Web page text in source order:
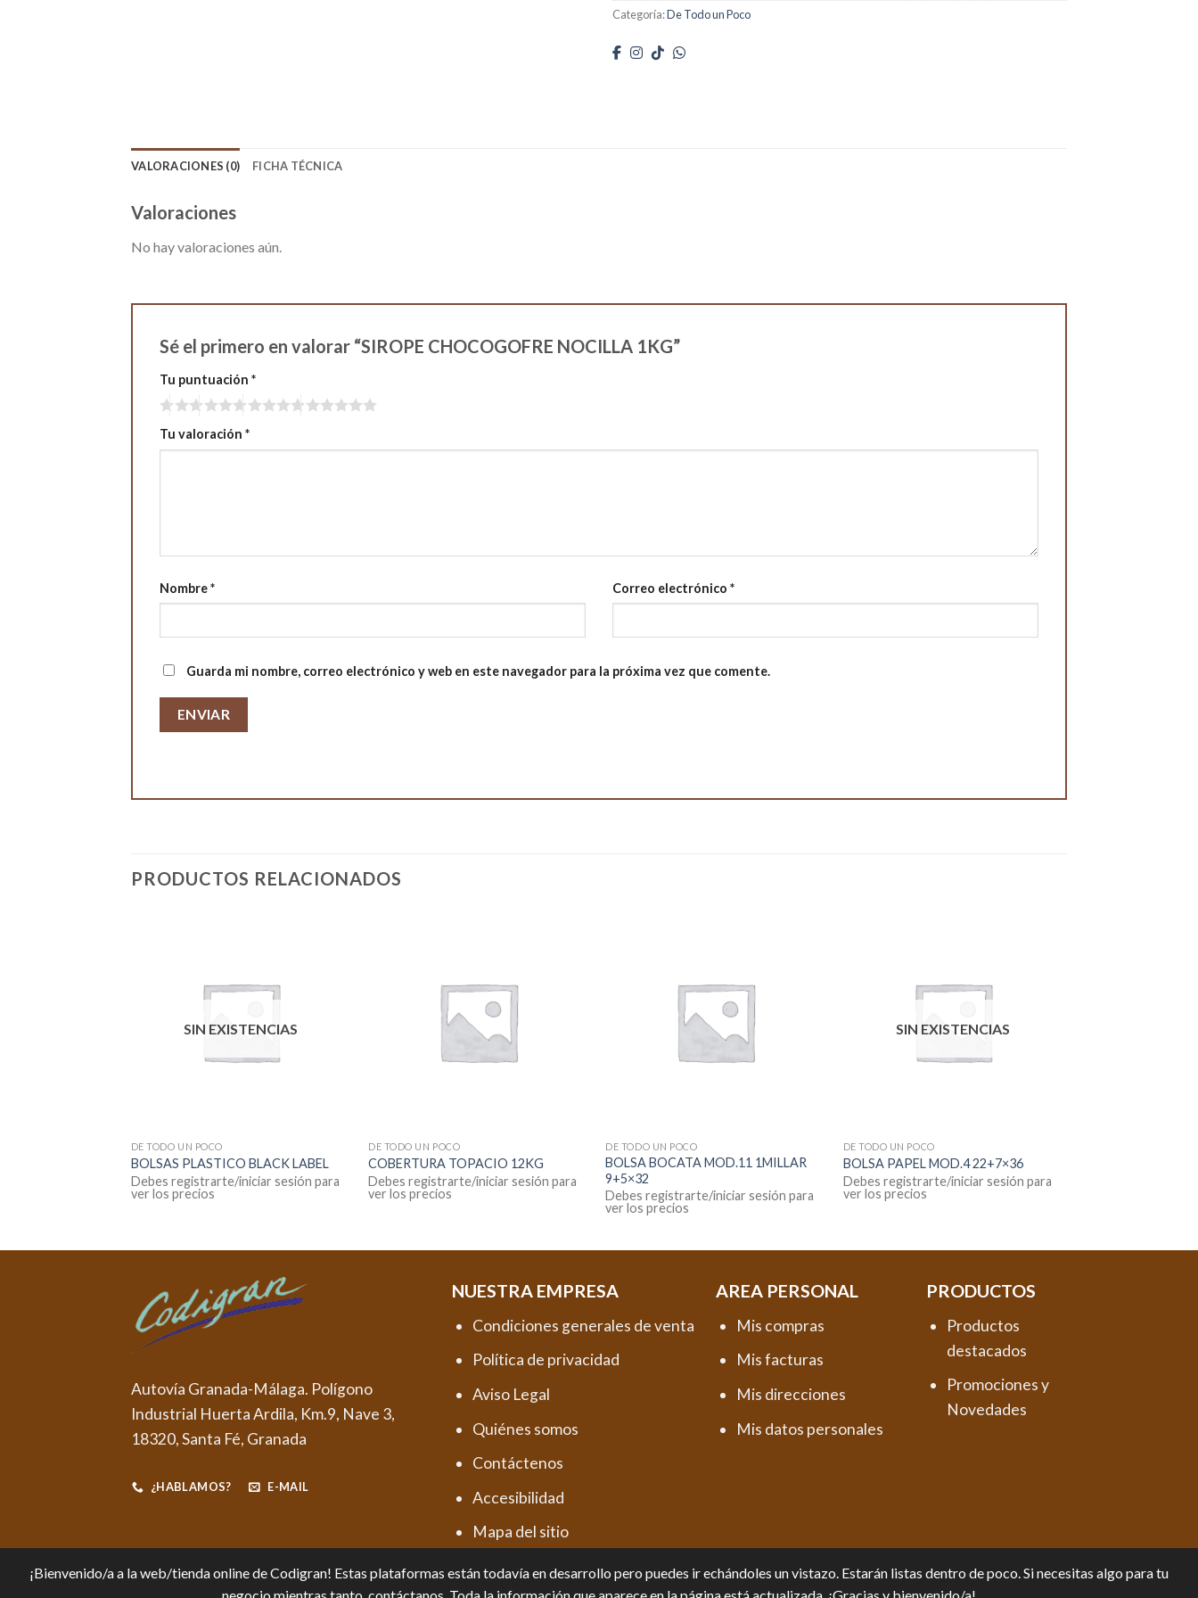
Categoría:De Todo un Poco
VALORACIONES (0) FICHA TÉCNICA
Valoraciones
No hay valoraciones aún.
Sé el primero en valorar “SIROPE CHOCOGOFRE NOCILLA 1KG”
Tu puntuación *
Tu valoración *
Nombre* Correo electrónico *
Guarda mi nombre, correo electrónico y web en este navegador para la próxima vez que comente.
PRODUCTOS RELACIONADOS
SIN EXISTENCIAS
DE TODO UN POCO
BOLSAS PLASTICO BLACK LABEL
Debes registrarte/iniciar sesión para
ver los precios
DE TODO UN POCO
COBERTURA TOPACIO 12KG
Debes registrarte/iniciar sesión para
ver los precios
DE TODO UN POCO
BOLSA BOCATA MOD.11 1MILLAR
9+5×32
Debes registrarte/iniciar sesión para
ver los precios
SIN EXISTENCIAS
DE TODO UN POCO
BOLSA PAPEL MOD.4 22+7×36
Debes registrarte/iniciar sesión para
ver los precios
Autovía Granada-Málaga. Polígono
Industrial Huerta Ardila, Km.9, Nave 3,
18320, Santa Fé, Granada
¿HABLAMOS? E-MAIL
NUESTRA EMPRESA
Condiciones generales de venta
Política de privacidad
Aviso Legal
Quiénes somos
Contáctenos
Accesibilidad
Mapa del sitio
AREA PERSONAL
Mis compras
Mis facturas
Mis direcciones
Mis datos personales
PRODUCTOS
Productos
destacados
Promociones y
Novedades
¡Bienvenido/a a la web/tienda online de Codigran! Estas plataformas están todavía en desarrollo pero puedes ir echándoles un vistazo. Estarán listas dentro de poco. Si necesitas algo para tu